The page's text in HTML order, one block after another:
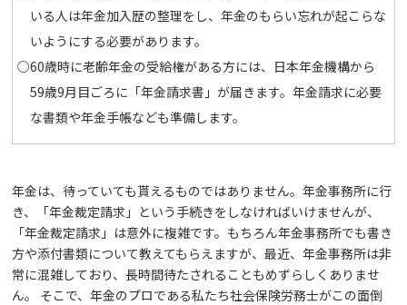
いる人は年金加入歴の整理をし、年金のもらい忘れが起こらな
いようにする必要があります。
○60歳時に老齢年金の受給権がある方には、日本年金機構から
59歳9月目ごろに「年金請求書」が届きます。年金請求に必要
な書類や年金手帳なども準備します。
年金は、待っていても貰えるものではありません。年金事務所に行
き、「年金裁定請求」という手続きをしなければいけませんが、
「年金裁定請求」は意外に複雑です。もちろん年金事務所でも書き
方や添付書類について教えてもらえますが、最近、年金事務所は非
常に混雑しており、長時間待たされることもめずらしくありませ
ん。
そこで、年金のプロである私たち社会保険労務士がこの面倒